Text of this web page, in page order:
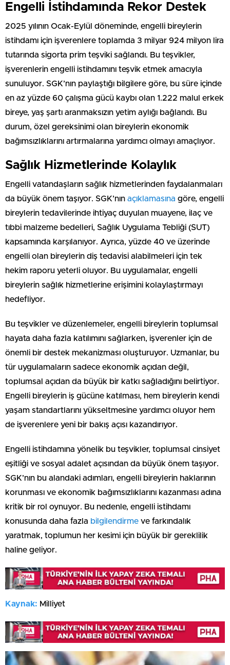
Engelli İstihdamında Rekor Destek
2025 yılının Ocak-Eylül döneminde, engelli bireylerin
istihdamı için işverenlere toplamda 3 milyar 924 milyon lira
tutarında sigorta prim teşviki sağlandı. Bu teşvikler,
işverenlerin engelli istihdamını teşvik etmek amacıyla
sunuluyor. SGK’nın paylaştığı bilgilere göre, bu süre içinde
en az yüzde 60 çalışma gücü kaybı olan 1.222 malul erkek
bireye, yaş şartı aranmaksızın yetim aylığı bağlandı. Bu
durum, özel gereksinimi olan bireylerin ekonomik
bağımsızlıklarını artırmalarına yardımcı olmayı amaçlıyor.
Sağlık Hizmetlerinde Kolaylık
Engelli vatandaşların sağlık hizmetlerinden faydalanmaları
da büyük önem taşıyor. SGK’nın açıklamasına göre, engelli
bireylerin tedavilerinde ihtiyaç duyulan muayene, ilaç ve
tıbbi malzeme bedelleri, Sağlık Uygulama Tebliği (SUT)
kapsamında karşılanıyor. Ayrıca, yüzde 40 ve üzerinde
engelli olan bireylerin diş tedavisi alabilmeleri için tek
hekim raporu yeterli oluyor. Bu uygulamalar, engelli
bireylerin sağlık hizmetlerine erişimini kolaylaştırmayı
hedefliyor.
Bu teşvikler ve düzenlemeler, engelli bireylerin toplumsal
hayata daha fazla katılımını sağlarken, işverenler için de
önemli bir destek mekanizması oluşturuyor. Uzmanlar, bu
tür uygulamaların sadece ekonomik açıdan değil,
toplumsal açıdan da büyük bir katkı sağladığını belirtiyor.
Engelli bireylerin iş gücüne katılması, hem bireylerin kendi
yaşam standartlarını yükseltmesine yardımcı oluyor hem
de işverenlere yeni bir bakış açısı kazandırıyor.
Engelli istihdamına yönelik bu teşvikler, toplumsal cinsiyet
eşitliği ve sosyal adalet açısından da büyük önem taşıyor.
SGK’nın bu alandaki adımları, engelli bireylerin haklarının
korunması ve ekonomik bağımsızlıklarını kazanması adına
kritik bir rol oynuyor. Bu nedenle, engelli istihdamı
konusunda daha fazla bilgilendirme ve farkındalık
yaratmak, toplumun her kesimi için büyük bir gereklilik
haline geliyor.
Kaynak: Milliyet